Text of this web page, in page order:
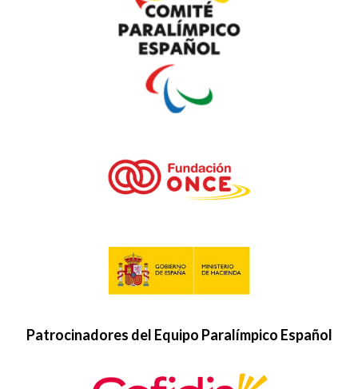
Patrocinadores del Equipo Paralímpico Español